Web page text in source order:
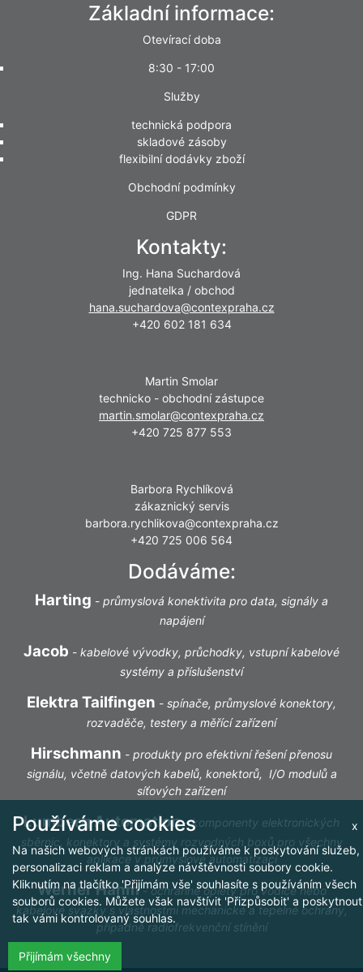
Základní informace:
Otevírací doba
8:30 - 17:00
Služby
technická podpora
skladové zásoby
flexibilní dodávky zboží
Obchodní podmínky
GDPR
Kontakty:
Ing. Hana Suchardová
jednatelka / obchod
hana.suchardova@contexpraha.cz
+420 602 181 634
Martin Smolar
technicko - obchodní zástupce
martin.smolar@contexpraha.cz
+420 725 877 553
Barbora Rychlíková
zákaznický servis
barbora.rychlikova@contexpraha.cz
+420 725 006 564
Dodáváme:
Harting - průmyslová konektivita pro data, signály a
napájení
Jacob - kabelové vývodky, průchodky, vstupní kabelové
systémy a příslušenství
Elektra Tailfingen - spínače, průmyslové konektory,
rozvaděče, testery a měřící zařízení
Hirschmann - produkty pro efektivní řešení přenosu
signálu, včetně datových kabelů, konektorů, I/O modulů a
síťových zařízení
Lumberg Automation-komponenty elektronických
sběrnic, konektory a systémy rozvodných boxů pro všechny
aplikace v průmyslové automatizaci
Werner Hahm-ochranné oplety pro vodiče nebo
kabelové svazky s vlastnostmi mechanické a tepelné ochrany,
případně radiofrekvenční stínění
x
Používáme cookies
Na našich webových stránkách používáme k poskytování služeb,
personalizaci reklam a analýze návštěvnosti soubory cookie.
Kliknutím na tlačítko 'Přijímám vše' souhlasíte s používáním všech
souborů cookies. Můžete však navštívit 'Přizpůsobit' a poskytnout
tak vámi kontrolovaný souhlas.
Přijímám všechny